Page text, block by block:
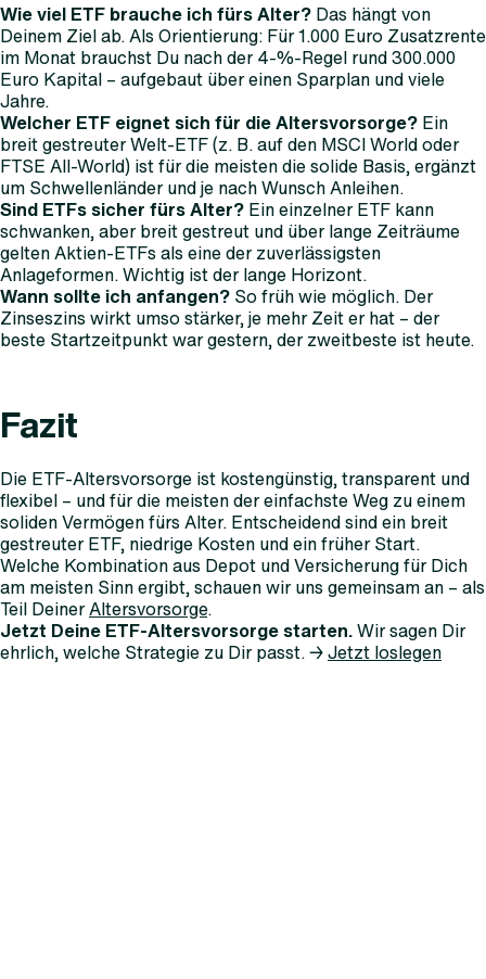
Wie viel ETF brauche ich fürs Alter? Das hängt von
Deinem Ziel ab. Als Orientierung: Für 1.000 Euro Zusatzrente
im Monat brauchst Du nach der 4-%-Regel rund 300.000
Euro Kapital – aufgebaut über einen Sparplan und viele
Jahre.
Welcher ETF eignet sich für die Altersvorsorge? Ein
breit gestreuter Welt-ETF (z. B. auf den MSCI World oder
FTSE All-World) ist für die meisten die solide Basis, ergänzt
um Schwellenländer und je nach Wunsch Anleihen.
Sind ETFs sicher fürs Alter? Ein einzelner ETF kann
schwanken, aber breit gestreut und über lange Zeiträume
gelten Aktien-ETFs als eine der zuverlässigsten
Anlageformen. Wichtig ist der lange Horizont.
Wann sollte ich anfangen? So früh wie möglich. Der
Zinseszins wirkt umso stärker, je mehr Zeit er hat – der
beste Startzeitpunkt war gestern, der zweitbeste ist heute.
Fazit
Die ETF-Altersvorsorge ist kostengünstig, transparent und
flexibel – und für die meisten der einfachste Weg zu einem
soliden Vermögen fürs Alter. Entscheidend sind ein breit
gestreuter ETF, niedrige Kosten und ein früher Start.
Welche Kombination aus Depot und Versicherung für Dich
am meisten Sinn ergibt, schauen wir uns gemeinsam an – als
Teil DeinerAltersvorsorge.
Jetzt Deine ETF-Altersvorsorge starten.Wir sagen Dir
ehrlich, welche Strategie zu Dir passt. →Jetzt loslegen